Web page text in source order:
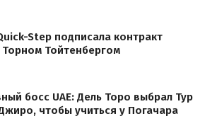
Step подписала контракт
Тойтенбергом
босс UAE: Дель Торо выбрал Тур
чтобы учиться у Погачара